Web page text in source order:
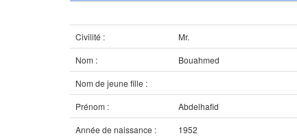
Civilité :
Mr.
Nom :
Bouahmed
Nom de jeune fille :
Prénom :
Abdelhafid
Année de naissance :
1952